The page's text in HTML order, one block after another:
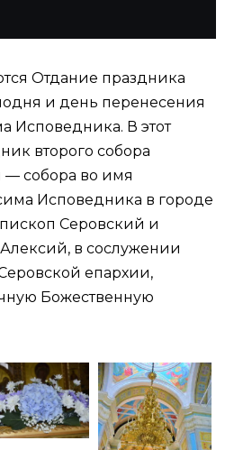
Отдание праздника
и день перенесения
Исповедника. В этот
второго собора
— собора во имя
Исповедника в городе
Серовский и
в сослужении
епархии,
Божественную